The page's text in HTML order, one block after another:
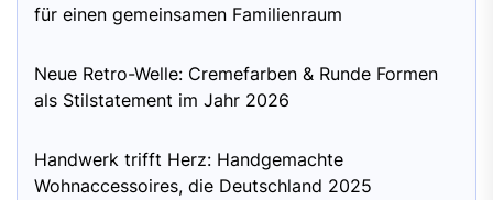
für einen gemeinsamen Familienraum
Neue Retro-Welle: Cremefarben & Runde Formen
als Stilstatement im Jahr 2026
Handwerk trifft Herz: Handgemachte
Wohnaccessoires, die Deutschland 2025